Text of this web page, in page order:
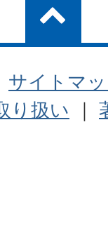
サイトマ
り扱い ｜